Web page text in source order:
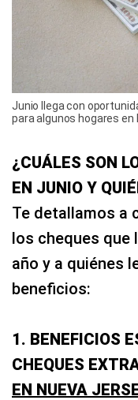
Junio llega con
para algunos hogares en
¿CUÁLES SON
EN JUNIO Y
Te detallamos a
los cheques que
año y a quiénes
beneficios:
1. BENEFICIOS
CHEQUES
EN NUEVA